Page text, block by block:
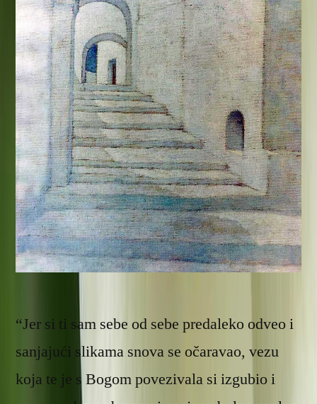
“Jer si ti sam sebe od sebe predaleko odveo i
sanjajući slikama snova se očaravao, vezu
koja te je s Bogom povezivala si izgubio i